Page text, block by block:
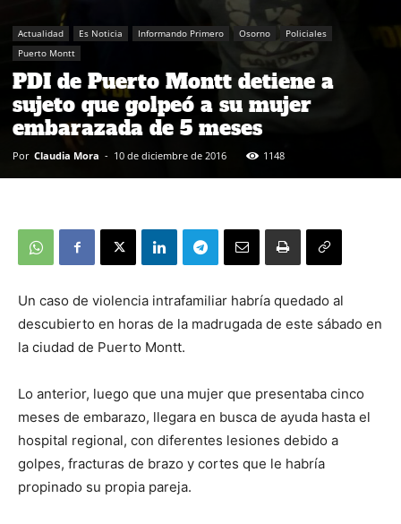
Actualidad Es Noticia Informando Primero Osorno
Policiales
Puerto Montt
PDI de Puerto Montt detiene a
sujeto que golpeó a su mujer
embarazada de 5 meses
Por Claudia Mora - 10 de diciembre de 2016 1148
Un caso de violencia intrafamiliar habría quedado al
descubierto en horas de la madrugada de este sábado en
la ciudad de Puerto Montt.
Lo anterior, luego que una mujer que presentaba cinco
meses de embarazo, llegara en busca de ayuda hasta el
hospital regional, con diferentes lesiones debido a
golpes, fracturas de brazo y cortes que le habría
propinado su propia pareja.